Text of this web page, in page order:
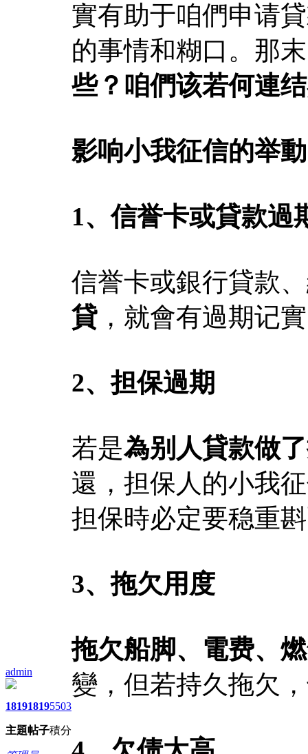
admin
1819
主題
1819
帖子
5503
積分
實有助于咱們申请
的事情和糊口。那
些？咱們该若何連
影响小我征信的举動
1、信誉卡或貸款過
信誉卡或銀行貸款
貸 ，就會有過期记
2、担保過期
若是為别人貸款做
還，担保人的小我
担保時必定要稳重
3、拖欠用度
拖欠船脚、電费、
變，但若持久拖欠